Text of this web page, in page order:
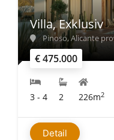
€ 475.000
Villa, Exklusiv
Pinoso, Alicante
3 - 4 2 226m2
Detail